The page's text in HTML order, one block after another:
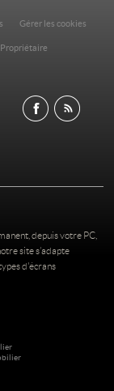
Gérer les cookies
Propriétaire
depuis votre PC,
site s’adapte
d'écrans